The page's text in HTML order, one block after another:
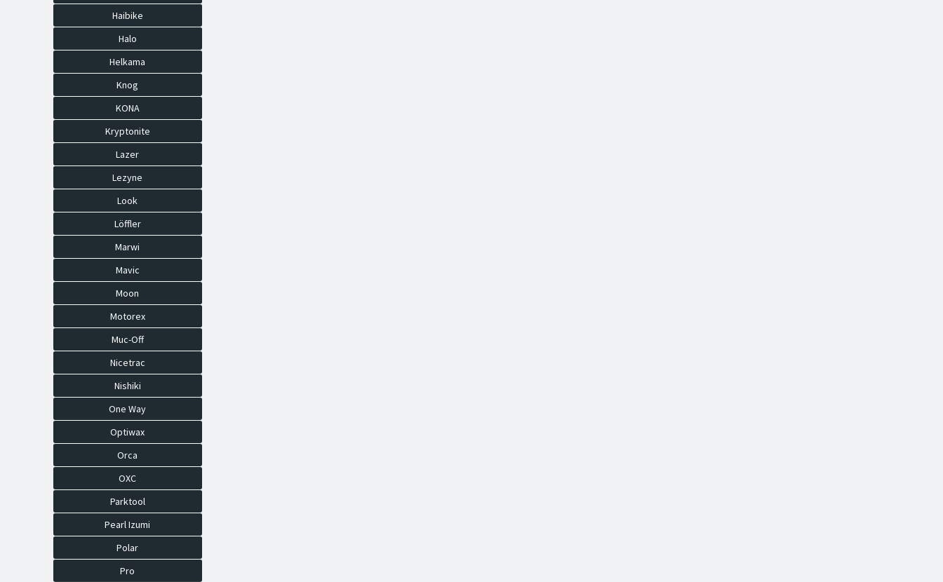
Haibike
Halo
Helkama
Knog
KONA
Kryptonite
Lazer
Lezyne
Look
Löffler
Marwi
Mavic
Moon
Motorex
Muc-Off
Nicetrac
Nishiki
One Way
Optiwax
Orca
OXC
Parktool
Pearl Izumi
Polar
Pro